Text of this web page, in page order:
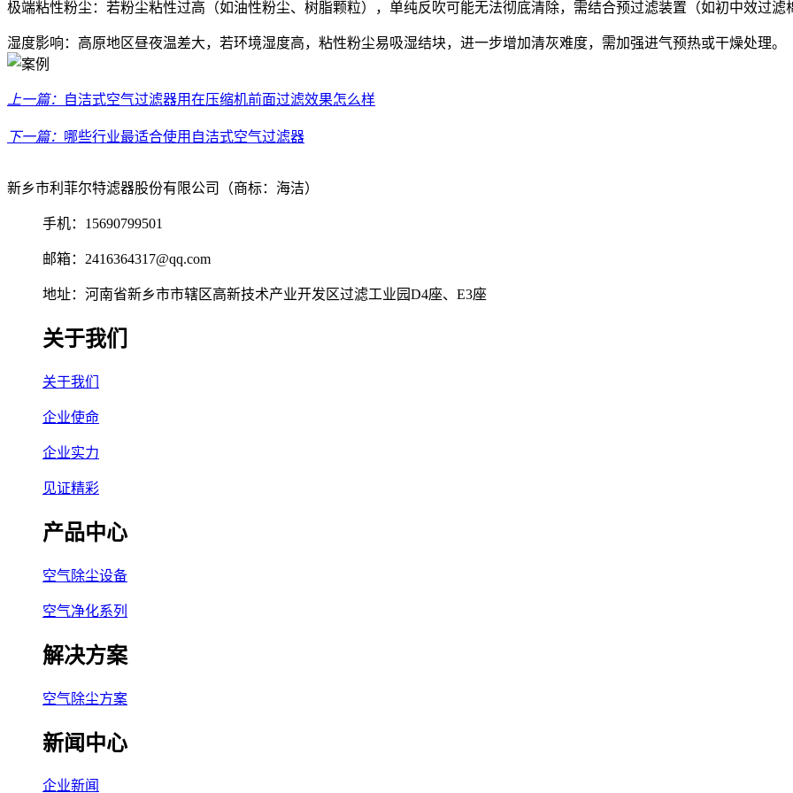
极端粘性粉尘：若粉尘粘性过高（如油性粉尘、树脂颗粒），单纯反吹可能无法彻底清除，需结合预过滤装置（如初中效过滤
湿度影响：高原地区昼夜温差大，若环境湿度高，粘性粉尘易吸湿结块，进一步增加清灰难度，需加强进气预热或干燥处理。
上一篇： 自洁式空气过滤器用在压缩机前面过滤效果怎么样
下一篇： 哪些行业最适合使用自洁式空气过滤器
新乡市利菲尔特滤器股份有限公司（商标：海洁）
手机：15690799501
邮箱：2416364317@qq.com
地址：河南省新乡市市辖区高新技术产业开发区过滤工业园D4座、E3座
关于我们
关于我们
企业使命
企业实力
见证精彩
产品中心
空气除尘设备
空气净化系列
解决方案
空气除尘方案
新闻中心
企业新闻